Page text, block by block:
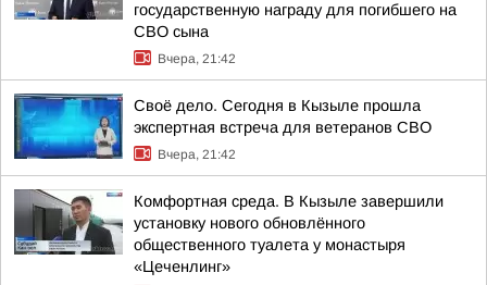
государственную награду для погибшего на
СВО сына
Вчера, 21:42
Своё дело. Сегодня в Кызыле прошла
экспертная встреча для ветеранов СВО
Вчера, 21:42
Комфортная среда. В Кызыле завершили
установку нового обновлённого
общественного туалета у монастыря
«Цеченлинг»